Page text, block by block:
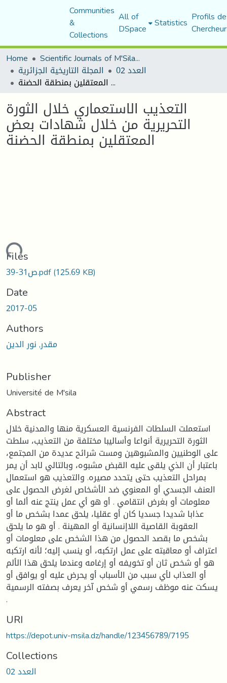
Communities
&
Collections
All of
DSpace Statistics Profils
Home
Scientific Journals of M'Sila University
المجلة التاريخية الجزائرية العدد 02
التعذيب الاستعماري خلال الثورة التحريرية من خلال شهادات بعض المعتقلين بمنطقة الحضنة
التعذيب الاستعماري خلال الثورة
التحريرية من خلال شهادات بعض
المعتقلين بمنطقة الحضنة
Files
ص31-39.pdf(125.69 KB)
Date
2017-05
Authors
مقدر, نور الدين
Publisher
Université de M'sila
Abstract
استعملت السلطات الفرنسية العسكرية منها والمدنية خلال
الثورة التحريرية أنواعا وأساليبا مختلفة من التعذيب، سلطت
على الوطنيين والمشبوهين ومست شرائح عديدة من المجتمع،
باعتبار أن الذي يلقى عليه القبض مشبوه، وبالتالي لابد أن يمر
بمراحل التعذيب حتى يتحدد مصيره. والتعذيب هو استعمال
العنف الجسدي أو المعنوي ضد الأشخاص لغرض الحصول على
معلومات أو بغرض انتقامي . أو هو أي عمل ينتج عنه ألما أو
عذابا شديدا جسديا كان أو عقليا، يلحق عمدا بشخص ما أو
العقوبة القاصية اللاإنسانية أو المهينة . أو هو ما يلحق
بشخص ما بقصد الحصول من هذا الشخص على معلومات أو
اعتراف أو معاقبته على عمل ارتكبه، أو ينسب إليه؛ لأنه ارتكبه
هو أو شخص ثان أو تخويفه أو إرغامه وعندما يلحق هذا الألم
أو العذاب لأي سبب من الأسباب أو يحرض عليه أو يوافق أو
يسكت عنه موظف رسمي أو شخص آخر يعرف بصفته الرسمية
.
URI
https://depot.univ-msila.dz/handle/123456789/7195
Collections
العدد 02